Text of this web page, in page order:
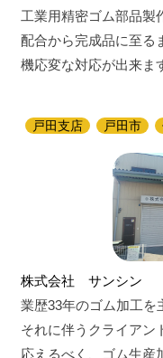
工業用精密ゴム部品製
配合から完成品に至る
機応変な対応が出来
戸田支店 戸田市
株式会社 サンシン
業歴33年のゴム加工を
それに伴うクライアン
応えるべく、ゴム生